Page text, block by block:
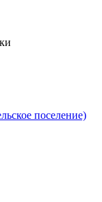
поселение)